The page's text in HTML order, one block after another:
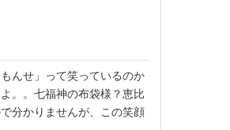
んせ」って笑っているのか
。。七福神の布袋様？恵比
分かりませんが、この笑顔